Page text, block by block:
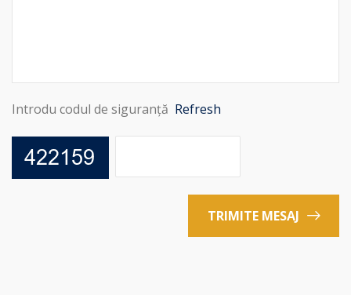
Introdu codul de siguranță Refresh
TRIMITE MESAJ